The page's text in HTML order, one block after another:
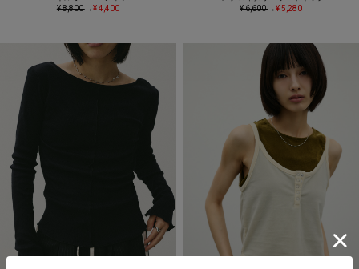
¥ 8,800→¥ 4,400
¥ 6,600→¥ 5,280